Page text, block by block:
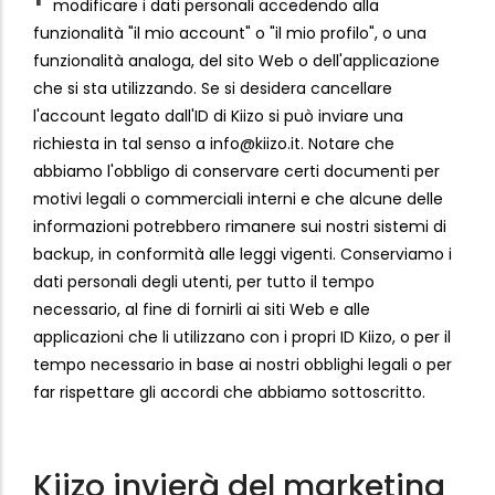
modificare i dati personali accedendo alla
funzionalità "il mio account" o "il mio profilo", o una
funzionalità analoga, del sito Web o dell'applicazione
che si sta utilizzando. Se si desidera cancellare
l'account legato dall'ID di Kiizo si può inviare una
richiesta in tal senso a info@kiizo.it. Notare che
abbiamo l'obbligo di conservare certi documenti per
motivi legali o commerciali interni e che alcune delle
informazioni potrebbero rimanere sui nostri sistemi di
backup, in conformità alle leggi vigenti. Conserviamo i
dati personali degli utenti, per tutto il tempo
necessario, al fine di fornirli ai siti Web e alle
applicazioni che li utilizzano con i propri ID Kiizo, o per il
tempo necessario in base ai nostri obblighi legali o per
far rispettare gli accordi che abbiamo sottoscritto.